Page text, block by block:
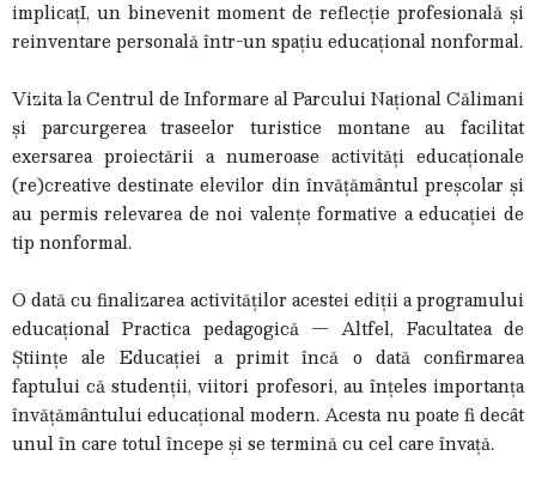
implicațI, un binevenit moment de reflecție profesională și
reinventare personală într-un spațiu educațional nonformal.
Vizita la Centrul de Informare al Parcului Național Călimani
și parcurgerea traseelor turistice montane au facilitat
exersarea proiectării a numeroase activități educaționale
(re)creative destinate elevilor din învățământul preșcolar și
au permis relevarea de noi valențe formative a educației de
tip nonformal.
O dată cu finalizarea activităților acestei ediții a programului
educațional Practica pedagogică — Altfel, Facultatea de
Științe ale Educației a primit încă o dată confirmarea
faptului că studenții, viitori profesori, au înțeles importanța
învățământului educațional modern. Acesta nu poate fi decât
unul în care totul începe și se termină cu cel care învață.